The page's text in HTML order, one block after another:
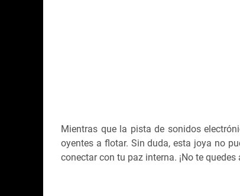
Mientras que la pista de sonidos
oyentes a flotar. Sin duda, esta joya no
conectar con tu paz interna. ¡No te